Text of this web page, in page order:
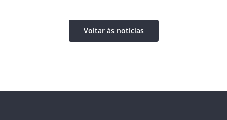
Voltar às notícias